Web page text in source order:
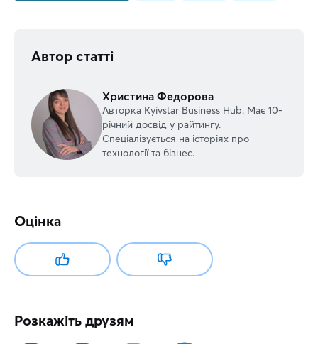
Автор статті
Христина Федорова
Авторка Kyivstar Business Hub. Має 10-
річний досвід у райтингу.
Спеціалізується на історіях про
технології та бізнес.
Оцінка
Розкажіть друзям